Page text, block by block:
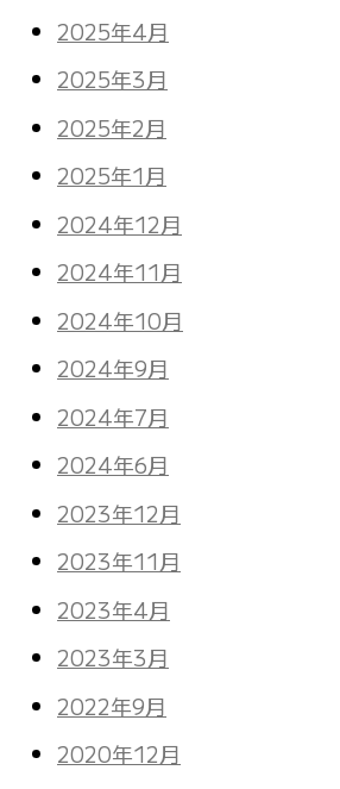
2025年4月
2025年3月
2025年2月
2025年1月
2024年12月
2024年11月
2024年10月
2024年9月
2024年7月
2024年6月
2023年12月
2023年11月
2023年4月
2023年3月
2022年9月
2020年12月